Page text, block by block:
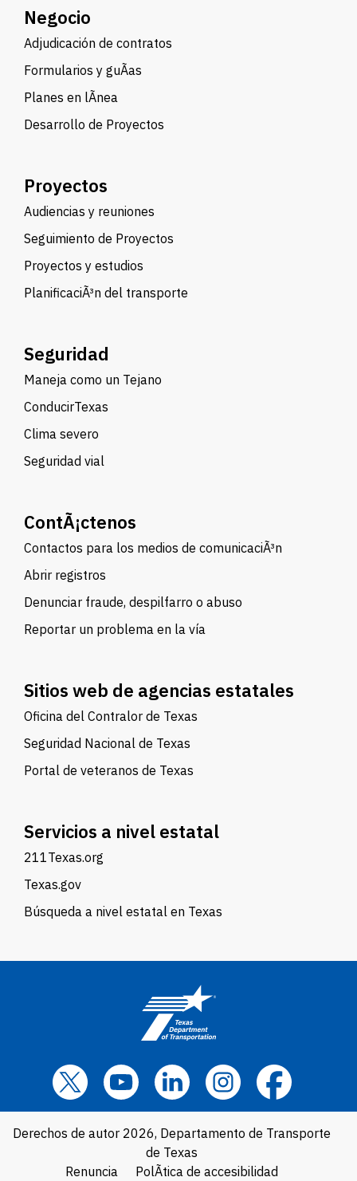
Negocio
Adjudicación de contratos
Formularios y guÃ­as
Planes en lÃ­nea
Desarrollo de Proyectos
Proyectos
Audiencias y reuniones
Seguimiento de Proyectos
Proyectos y estudios
PlanificaciÃ³n del transporte
Seguridad
Maneja como un Tejano
ConducirTexas
Clima severo
Seguridad vial
ContÃ¡ctenos
Contactos para los medios de comunicaciÃ³n
Abrir registros
Denunciar fraude, despilfarro o abuso
Reportar un problema en la vía
Sitios web de agencias estatales
Oficina del Contralor de Texas
Seguridad Nacional de Texas
Portal de veteranos de Texas
Servicios a nivel estatal
211Texas.org
Texas.gov
Búsqueda a nivel estatal en Texas
Derechos de autor 2026, Departamento de Transporte
de Texas
Renuncia
PolÃ­tica de accesibilidad